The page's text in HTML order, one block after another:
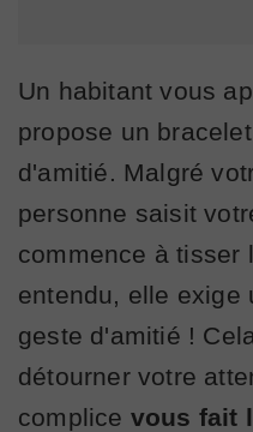
Un habitant vous
propose un
d'amitié. Malgré
personne saisit
commence à tisser
entendu, elle exige
geste d'amitié !
détourner votre
complice vous fait